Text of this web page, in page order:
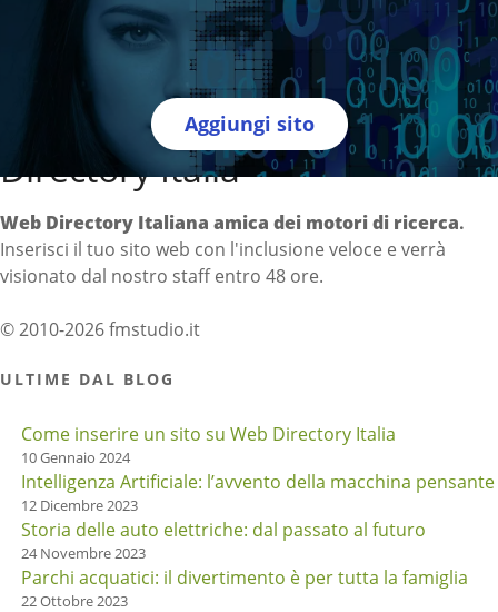
Aggiungi sito
Directory Italia
Web Directory Italiana amica dei motori di ricerca.
Inserisci il tuo sito web con l'inclusione veloce e verrà
visionato dal nostro staff entro 48 ore.
© 2010-2026 fmstudio.it
ULTIME DAL BLOG
Come inserire un sito su Web Directory Italia
10 Gennaio 2024
Intelligenza Artificiale: l’avvento della macchina pensante
12 Dicembre 2023
Storia delle auto elettriche: dal passato al futuro
24 Novembre 2023
Parchi acquatici: il divertimento è per tutta la famiglia
22 Ottobre 2023